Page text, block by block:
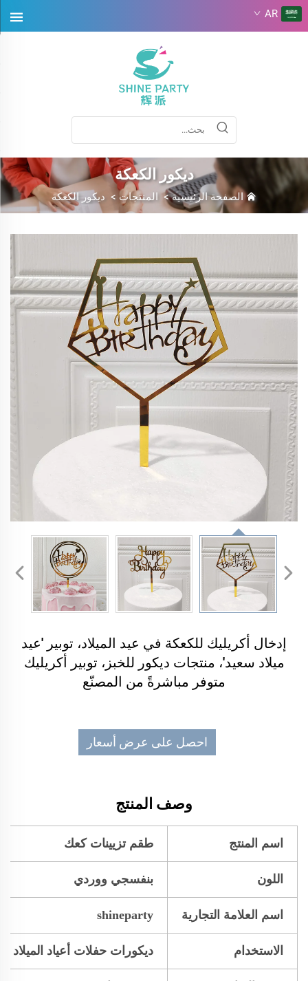
AR
ديكور الكعكة
الصفحة الرئيسية> المنتجات > ديكور الكعكة
إدخال أكريليك للكعكة في عيد الميلاد، توبير 'عيد
ميلاد سعيد'، منتجات ديكور للخبز، توبير أكريليك
متوفر مباشرةً من المصنّع
احصل على عرض أسعار
وصف المنتج
اسم المنتج طقم تزيينات كعك
اللون بنفسجي ووردي
اسم العلامة التجارية shineparty
الاستخدام ديكورات حفلات أعياد الميلاد